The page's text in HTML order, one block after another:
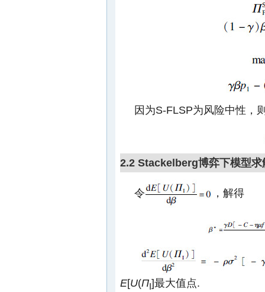
因为S-FLSP为风险中性，
2.2 Stackelberg博弈下模型求
令 ，解得
E[U(ΠI]最大值点.